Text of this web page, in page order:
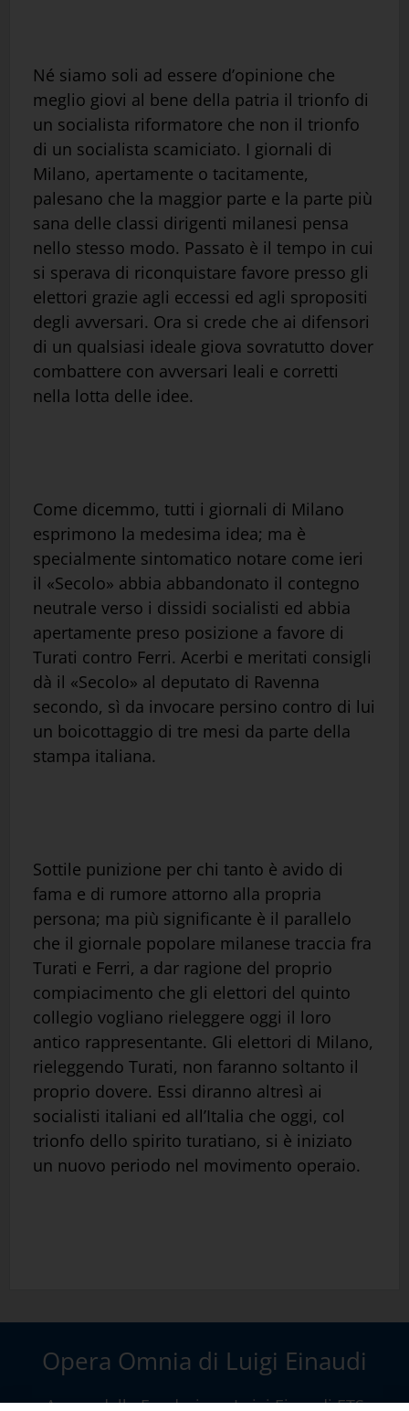
Né siamo soli ad essere d’opinione che
meglio giovi al bene della patria il trionfo di
un socialista riformatore che non il trionfo
di un socialista scamiciato. I giornali di
Milano, apertamente o tacitamente,
palesano che la maggior parte e la parte più
sana delle classi dirigenti milanesi pensa
nello stesso modo. Passato è il tempo in cui
si sperava di riconquistare favore presso gli
elettori grazie agli eccessi ed agli spropositi
degli avversari. Ora si crede che ai difensori
di un qualsiasi ideale giova sovratutto dover
combattere con avversari leali e corretti
nella lotta delle idee.
Come dicemmo, tutti i giornali di Milano
esprimono la medesima idea; ma è
specialmente sintomatico notare come ieri
il «Secolo» abbia abbandonato il contegno
neutrale verso i dissidi socialisti ed abbia
apertamente preso posizione a favore di
Turati contro Ferri. Acerbi e meritati consigli
dà il «Secolo» al deputato di Ravenna
secondo, sì da invocare persino contro di lui
un boicottaggio di tre mesi da parte della
stampa italiana.
Sottile punizione per chi tanto è avido di
fama e di rumore attorno alla propria
persona; ma più significante è il parallelo
che il giornale popolare milanese traccia fra
Turati e Ferri, a dar ragione del proprio
compiacimento che gli elettori del quinto
collegio vogliano rieleggere oggi il loro
antico rappresentante. Gli elettori di Milano,
rieleggendo Turati, non faranno soltanto il
proprio dovere. Essi diranno altresì ai
socialisti italiani ed all’Italia che oggi, col
trionfo dello spirito turatiano, si è iniziato
un nuovo periodo nel movimento operaio.
Opera Omnia di Luigi Einaudi
A cura dellaFondazione Luigi Einaudi ETS